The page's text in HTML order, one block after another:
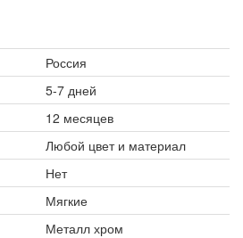
Россия
5-7 дней
12 месяцев
Любой цвет и материал
Нет
Мягкие
Металл хром